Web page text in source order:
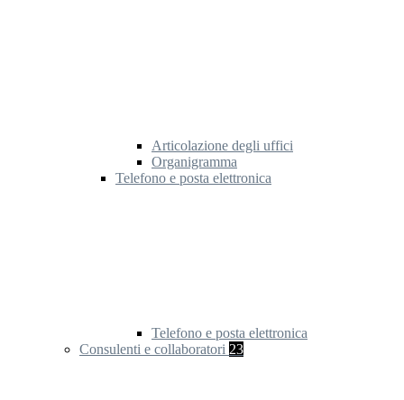
Articolazione degli uffici
Organigramma
Telefono e posta elettronica
Telefono e posta elettronica
Consulenti e collaboratori 23